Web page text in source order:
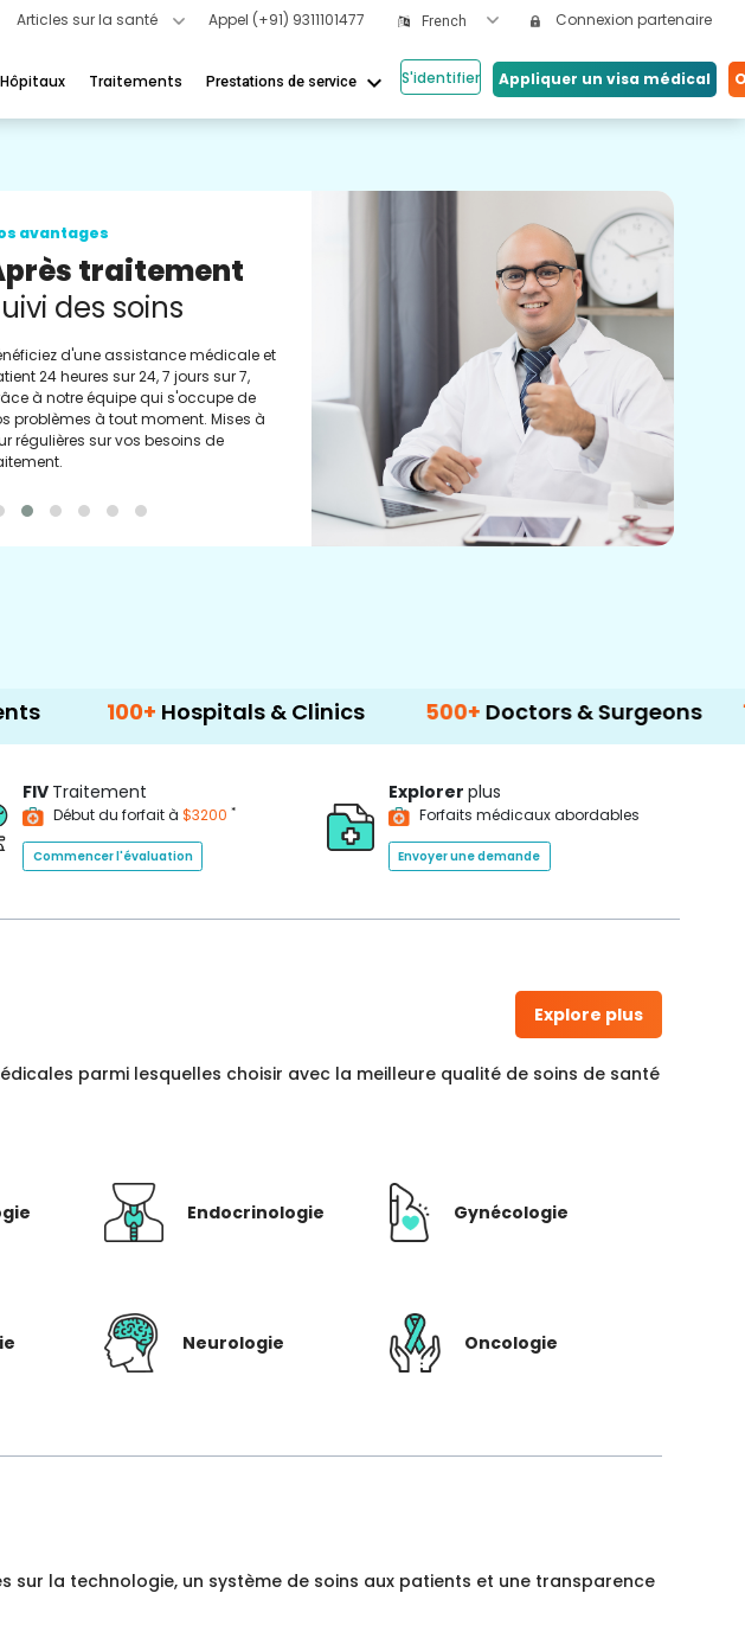
Articles sur la santé Appel (+91) 9311101477 French Connexion partenaire
Hôpitaux Traitements Prestations de service keyboard_arrow_down S'identifier Appliquer un visa médical
avantages
médical
un soutien régulier de nos
médicaux expérimentés.
apporter les meilleurs conseils et
100+ Hospitals & Clinics 500+ Doctors & Surgeons 14+
FIV Traitement
Début du forfait à $3200 *
Commencer l'évaluation
Explorer plus
Forfaits médicaux abordables
Envoyer une demande
Explore plus
parmi lesquelles choisir avec la meilleure qualité de soins de santé
Endocrinologie Gynécologie
Neurologie Oncologie
la technologie, un système de soins aux patients et une transparence